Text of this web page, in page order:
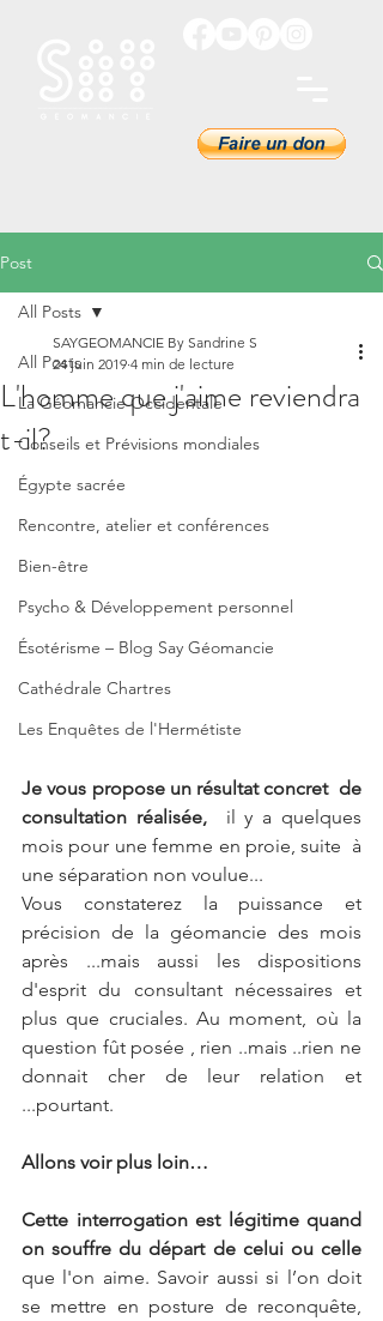
Post
All Posts
La Géomancie Occidentale
Conseils et Prévisions mondiales
Égypte sacrée
Rencontre, atelier et conférences
Bien-être
Psycho & Développement personnel
Ésotérisme – Blog Say Géomancie
Cathédrale Chartres
Les Enquêtes de l'Hermétiste
All Posts
L'homme que j'aime reviendra
t-il?
SAYGEOMANCIE By Sandrine S
24 juin 2019 4 min de lecture
Je vous propose un résultat concret  de
consultation réalisée,
  il y a quelques
mois pour une femme en proie, suite  à
une séparation non voulue...
Vous constaterez la puissance et
précision de la géomancie des mois
après ...mais aussi les dispositions
d'esprit du consultant nécessaires et
plus que cruciales. Au moment, où la
question fût posée , rien ..mais ..rien ne
donnait cher de leur relation et
...pourtant.
Allons voir plus loin…
Cette interrogation est légitime quand
que l'on aime. Savoir aussi si l’on doit
se mettre en posture de reconquête,